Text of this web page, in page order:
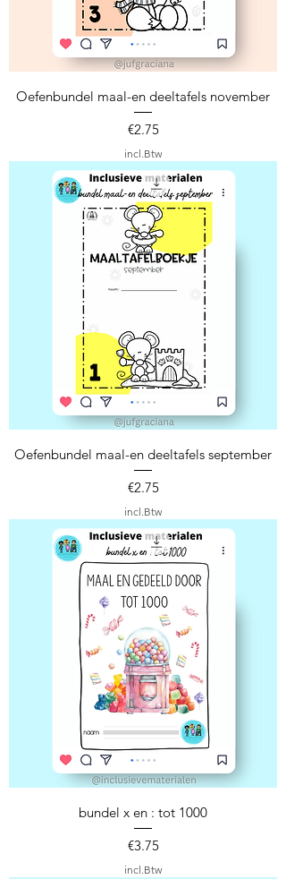
Oefenbundel maal-en deeltafels november
Prijs
€2.75
incl.Btw
Oefenbundel maal-en deeltafels september
Prijs
€2.75
incl.Btw
bundel x en : tot 1000
Prijs
€3.75
incl.Btw